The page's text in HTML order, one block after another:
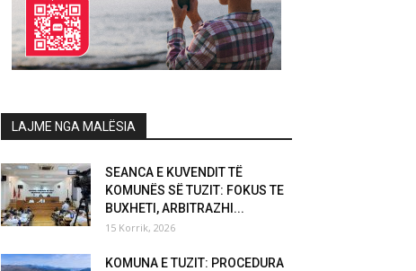
LAJME NGA MALËSIA
SEANCA E KUVENDIT TË
KOMUNËS SË TUZIT: FOKUS TE
BUXHETI, ARBITRAZHI...
15 Korrik, 2026
KOMUNA E TUZIT: PROCEDURA